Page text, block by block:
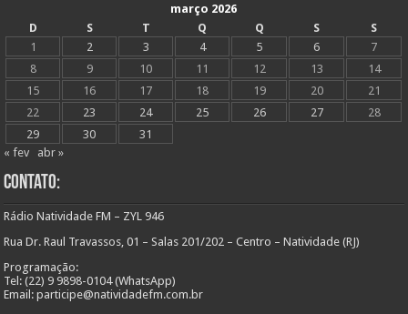
março 2026
D
S T Q Q S
S
1
2 3 4 5 6
7
8
9 10 11 12 13
14
15
16 17 18 19 20
21
22
23 24 25 26 27
28
29
30
31
« fev
abr »
Contato:
Rádio Natividade FM – ZYL 946
Rua Dr. Raul Travassos, 01 – Salas 201/202 – Centro – Natividade (RJ)
Programação:
Tel: (22) 9 9898-0104 (WhatsApp)
Email: participe@natividadefm.com.br